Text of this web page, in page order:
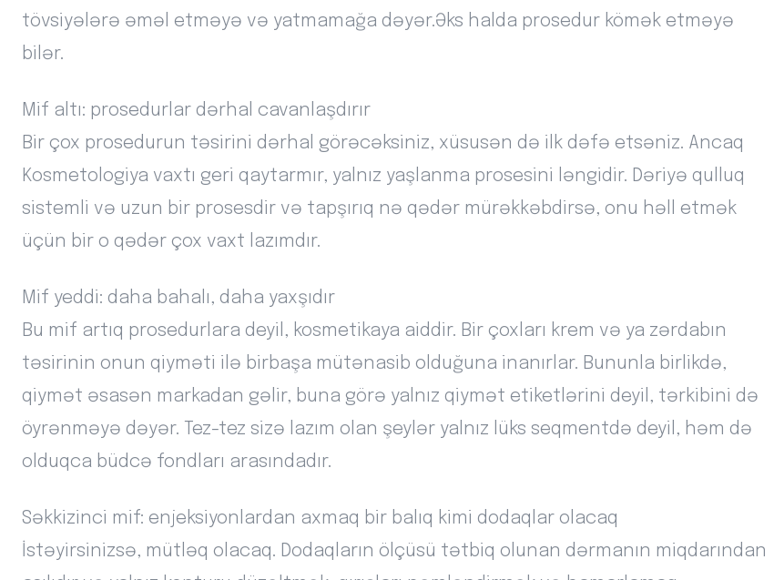
tövsiyələrə əməl etməyə və yatmamağa dəyər.Əks halda prosedur kömək etməyə
bilər.
Mif altı: prosedurlar dərhal cavanlaşdırır
Bir çox prosedurun təsirini dərhal görəcəksiniz, xüsusən də ilk dəfə etsəniz. Ancaq
Kosmetologiya vaxtı geri qaytarmır, yalnız yaşlanma prosesini ləngidir. Dəriyə qulluq
sistemli və uzun bir prosesdir və tapşırıq nə qədər mürəkkəbdirsə, onu həll etmək
üçün bir o qədər çox vaxt lazımdır.
Mif yeddi: daha bahalı, daha yaxşıdır
Bu mif artıq prosedurlara deyil, kosmetikaya aiddir. Bir çoxları krem və ya zərdabın
təsirinin onun qiyməti ilə birbaşa mütənasib olduğuna inanırlar. Bununla birlikdə,
qiymət əsasən markadan gəlir, buna görə yalnız qiymət etiketlərini deyil, tərkibini də
öyrənməyə dəyər. Tez-tez sizə lazım olan şeylər yalnız lüks seqmentdə deyil, həm də
olduqca büdcə fondları arasındadır.
Səkkizinci mif: enjeksiyonlardan axmaq bir balıq kimi dodaqlar olacaq
İstəyirsinizsə, mütləq olacaq. Dodaqların ölçüsü tətbiq olunan dərmanın miqdarından